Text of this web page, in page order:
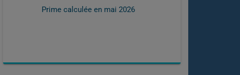
Prime calculée en mai 2026